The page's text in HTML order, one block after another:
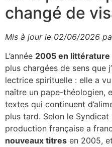
changé de
Mis à jour le 02/06/2026
L’année 2005 en littérature
plus chargées de sens que
lectrice spirituelle : elle a
naître un pape-théologien,
textes qui continuent
plus tard. Selon le Syndicat
production française a
nouveaux titres en 2005,